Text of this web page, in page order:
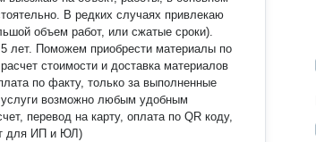
В редких случаях привлекаю
объем работ, или сжатые сроки).
5 лет. Поможем приобрести материалы по
стоимости и доставка материалов
по факту, только за выполненные
возможно любым удобным
перевод на карту, оплата по QR коду,
для ИП и ЮЛ)